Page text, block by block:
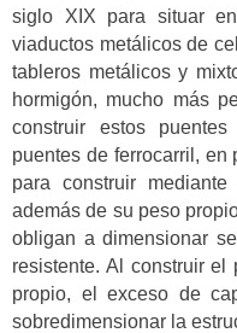
siglo XIX para situar
viaductos metálicos de
tableros metálicos y
hormigón, mucho más
construir estos
puentes de ferrocarril, en
para construir
además de su peso
obligan a dimensionar
resistente. Al construir
propio, el exceso de
sobredimensionar la